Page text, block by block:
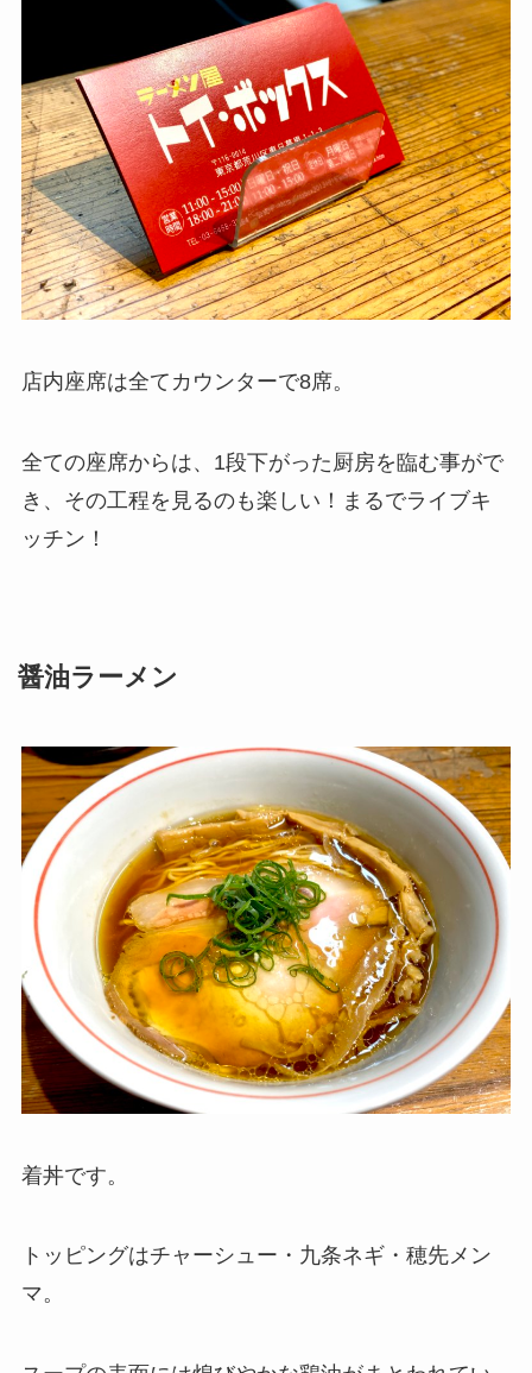
店内座席は全てカウンターで8席。
全ての座席からは、1段下がった厨房を臨む事がで
き、その工程を見るのも楽しい！まるでライブキ
ッチン！
醤油ラーメン
着丼です。
トッピングはチャーシュー・九条ネギ・穂先メン
マ。